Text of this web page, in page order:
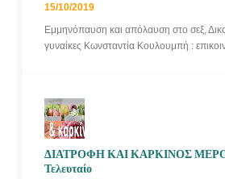
15/10/2019
Εμμηνόπαυση και απόλαυση στο σεξ,
γυναίκες Κωνσταντία Κουλουμπή :
ΔΙΑΤΡΟΦΗ ΚΑΙ ΚΑΡΚΙΝΟΣ
Τελευταίο